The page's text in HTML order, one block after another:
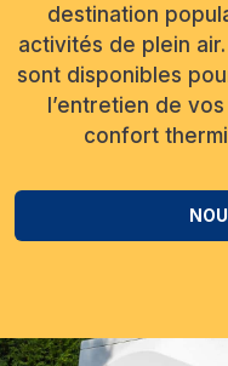
destination
activités de plein
sont disponibles
l’entretien de
confort